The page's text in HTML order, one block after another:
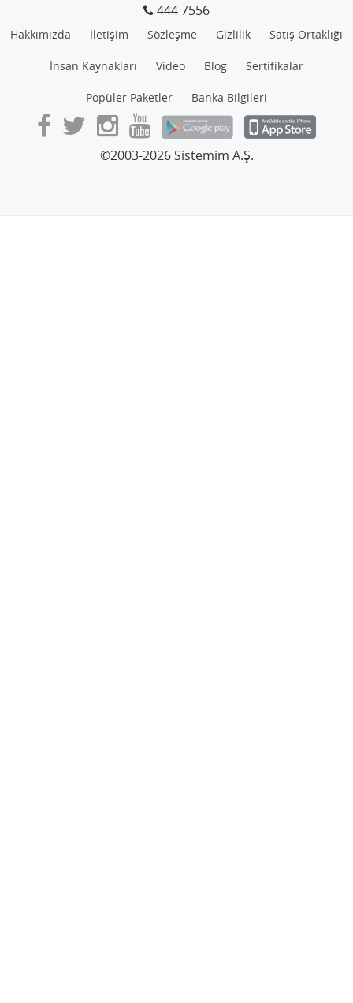
444 7556
Hakkımızda İletişim Sözleşme Gizlilik Satış Ortaklığı
İnsan Kaynakları Video Blog Sertifikalar
Popüler Paketler Banka Bilgileri
©2003-2026 Sistemim A.Ş.